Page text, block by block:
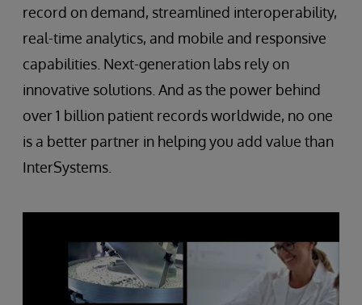
record on demand, streamlined interoperability,
real-time analytics, and mobile and responsive
capabilities. Next-generation labs rely on
innovative solutions. And as the power behind
over 1 billion patient records worldwide, no one
is a better partner in helping you add value than
InterSystems.